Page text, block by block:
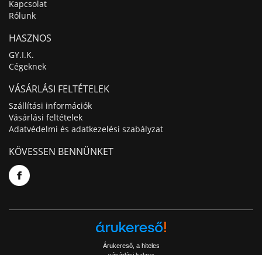
Kapcsolat
Rólunk
HASZNOS
GY.I.K.
Cégeknek
VÁSÁRLÁSI FELTÉTELEK
Szállítási információk
Vásárlási feltételek
Adatvédelmi és adatkezelési szabályzat
KÖVESSEN BENNÜNKET
Árukereső, a hiteles